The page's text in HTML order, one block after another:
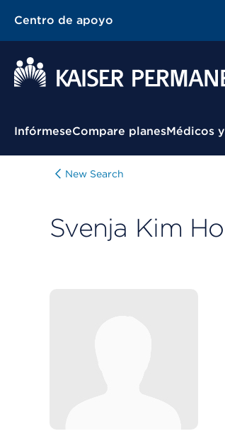
Centro de apoyo
Menú contextual
InfórmeseCompare planesMédicos
New Search
Svenja Kim